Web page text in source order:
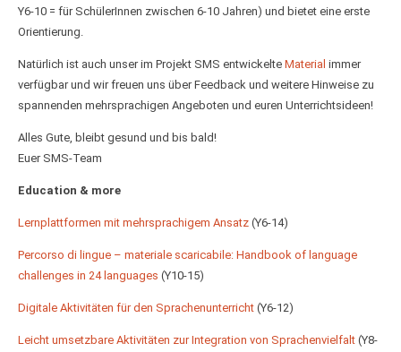
Y6-10 = für SchülerInnen zwischen 6-10 Jahren) und bietet eine erste
Orientierung.
Natürlich ist auch unser im Projekt SMS entwickelte Material immer
verfügbar und wir freuen uns über Feedback und weitere Hinweise zu
spannenden mehrsprachigen Angeboten und euren Unterrichtsideen!
Alles Gute, bleibt gesund und bis bald!
Euer SMS-Team
Education & more
Lernplattformen mit mehrsprachigem Ansatz(Y6-14)
Percorso di lingue – materiale scaricabile: Handbook of language
challenges in 24 languages (Y10-15)
Digitale Aktivitäten für den Sprachenunterricht(Y6-12)
Leicht umsetzbare Aktivitäten zur Integration von Sprachenvielfalt(Y8-